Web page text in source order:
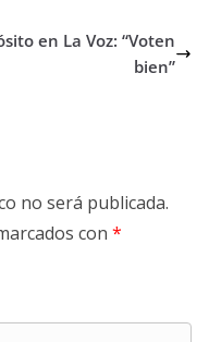
en La Voz: “Voten
bien”
no será publicada.
con *